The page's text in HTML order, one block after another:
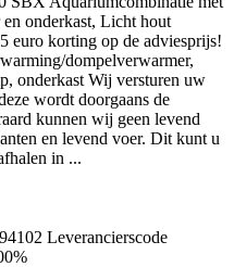
onderkast, Licht hout
euro korting op de adviesprijs!
dompelverwarmer,
onderkast Wij versturen uw
wordt doorgaans de
kunnen wij geen levend
en levend voer. Dit kunt u
in ...
Leverancierscode